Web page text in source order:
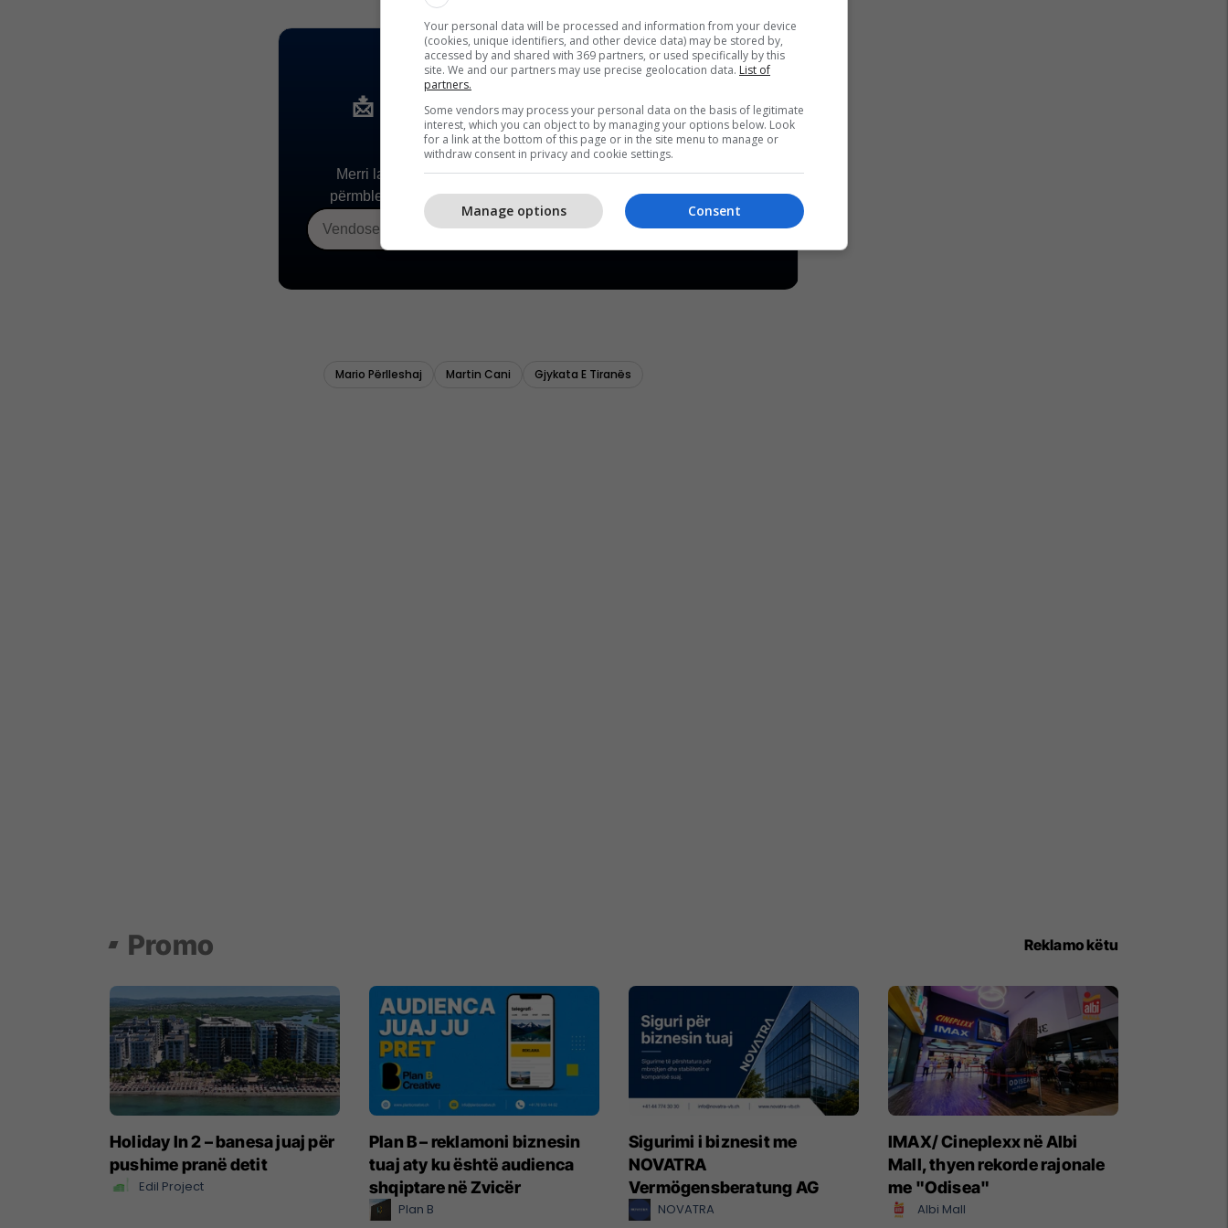
Your personal data will be processed and information from your device
(cookies, unique identifiers, and other device data) may be stored by,
accessed by and shared with 369 partners, or used specifically by this
site. We and our partners may use precise geolocation data. List of
partners.
Some vendors may process your personal data on the basis of legitimate
interest, which you can object to by managing your options below. Look
for a link at the bottom of this page or in the site menu to manage or
withdraw consent in privacy and cookie settings.
Consent
Manage options